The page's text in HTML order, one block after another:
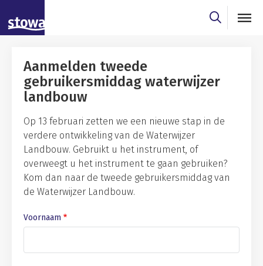
Skip to main content
Skip to main nav
Aanmelden tweede
gebruikersmiddag waterwijzer
landbouw
Op 13 februari zetten we een nieuwe stap in de
verdere ontwikkeling van de Waterwijzer
Landbouw. Gebruikt u het instrument, of
overweegt u het instrument te gaan gebruiken?
Kom dan naar de tweede gebruikersmiddag van
de Waterwijzer Landbouw.
Voornaam